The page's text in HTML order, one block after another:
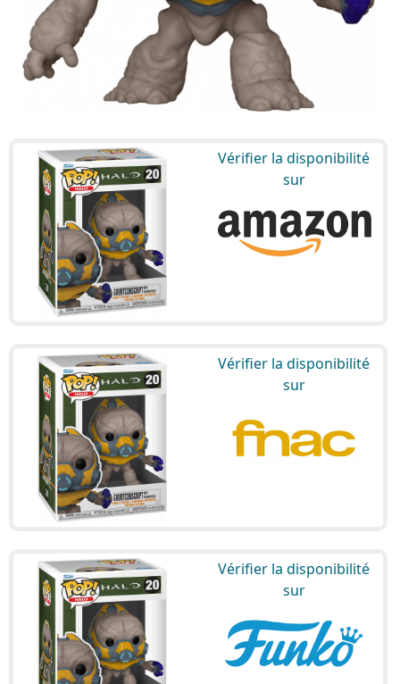
Vérifier la disponibilité
sur
Vérifier la disponibilité
sur
Vérifier la disponibilité
sur